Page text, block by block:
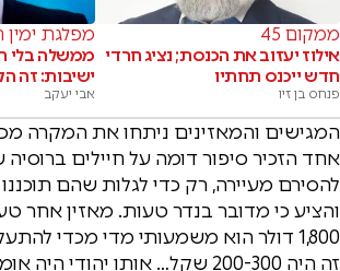
ממקום 45
אילוז יעזוב את הכנסת; נציג חרדי
חדש ייכנס תחתיו
פנחס בן זיו
מפלגת
ממשלה בלי
ישיבות: זה
אבי יעקב
המגישים והמאזינים ניתחו את המקרה
אחד הזכיר סיפור דומה על חיילים ברוסיה
להסירם מעיירה, רק כדי לגלות שהם
והציע כי מדובר בנדר טעות. מאזין אחר
1,800 דולר הוא משמעותי מדי מכדי
זה היה 200-300 שקל… אותו יהודי